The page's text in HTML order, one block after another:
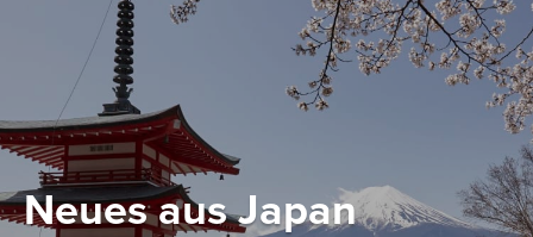
Neues aus Japan